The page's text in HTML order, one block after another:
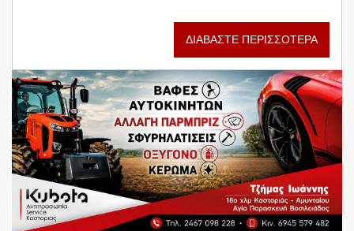
ΔΙΑΒΑΣΤΕ ΠΕΡΙΣΣΟΤΕΡΑ